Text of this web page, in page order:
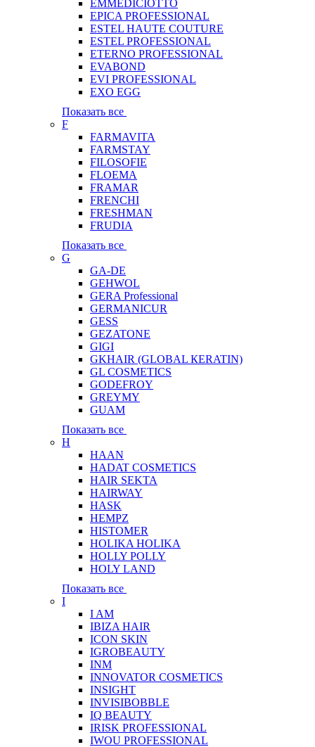
EMMEDICIOTTO
EPICA PROFESSIONAL
ESTEL HAUTE COUTURE
ESTEL PROFESSIONAL
ETERNO PROFESSIONAL
EVABOND
EVI PROFESSIONAL
EXO EGG
Показать все
F
FARMAVITA
FARMSTAY
FILOSOFIE
FLOEMA
FRAMAR
FRENCHI
FRESHMAN
FRUDIA
Показать все
G
GA-DE
GEHWOL
GERA Professional
GERMANICUR
GESS
GEZATONE
GIGI
GKHAIR (GLOBAL КЕRATIN)
GL COSMETICS
GODEFROY
GREYMY
GUAM
Показать все
H
HAAN
HADAT COSMETICS
HAIR SEKTA
HAIRWAY
HASK
HEMPZ
HISTOMER
HOLIKA HOLIKA
HOLLY POLLY
HOLY LAND
Показать все
I
I AM
IBIZA HAIR
ICON SKIN
IGROBEAUTY
INM
INNOVATOR COSMETICS
INSIGHT
INVISIBOBBLE
IQ BEAUTY
IRISK PROFESSIONAL
IWOU PROFESSIONAL